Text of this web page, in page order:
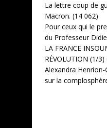
La lettre coup de
Macron. (14 062)
Pour ceux qui le
du Professeur
LA FRANCE
RÉVOLUTION (1/3)
Alexandra
sur la